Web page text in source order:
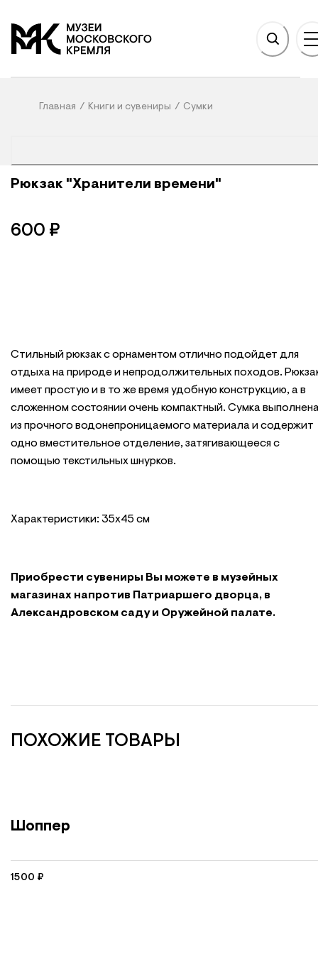
На главную
Главная / Книги и сувениры / Сумки
Рюкзак "Хранители времени"
600 ₽
Стильный рюкзак с орнаментом отлично подойдет для
отдыха на природе и непродолжительных походов.
имеет простую и в то же время удобную конструкцию, а в
сложенном состоянии очень компактный. Сумка
из прочного водонепроницаемого материала и содержит
одно вместительное отделение, затягивающееся с
помощью текстильных шнурков.
Характеристики: 35х45 см
Приобрести сувениры Вы можете в музейных
магазинах напротив Патриаршего дворца, в
Александровском саду и Оружейной палате.
ПОХОЖИЕ ТОВАРЫ
Шоппер
1500 ₽